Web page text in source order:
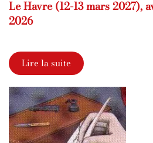
Le Havre (12-13 mars 2027),
2026
Lire la suite